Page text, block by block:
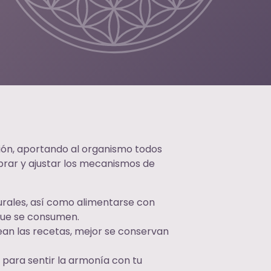
aportando al organismo todos
y ajustar los mecanismos de
así como alimentarse con
se consumen.
las recetas, mejor se conservan
para sentir la armonía con tu